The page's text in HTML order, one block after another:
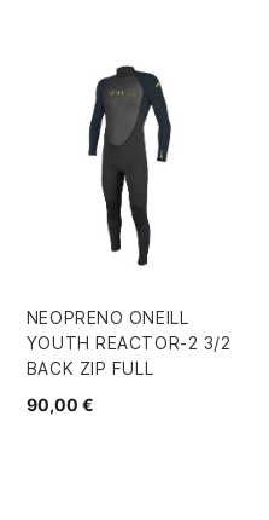
NEOPRENO ONEILL
YOUTH REACTOR-2 3/2
BACK ZIP FULL
90,00 €